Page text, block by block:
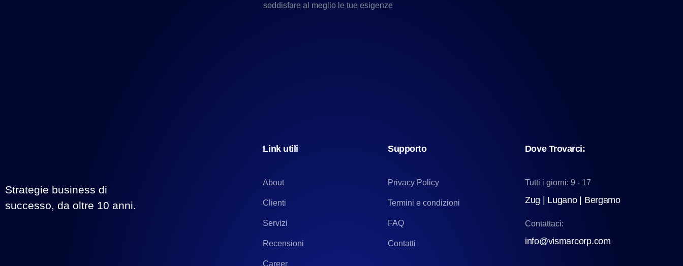
soddisfare al meglio le tue esigenze
Strategie business di
successo, da oltre 10 anni.
Link utili
About
Clienti
Servizi
Recensioni
Career
Supporto
Privacy Policy
Termini e condizioni
FAQ
Contatti
Dove Trovarci:
Tutti i giorni: 9 - 17
Zug | Lugano | Bergamo
Contattaci:
info@vismarcorp.com
Salve! Sono VismarChat, l'agente AI di